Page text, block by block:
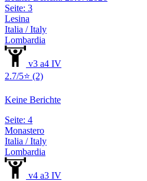
Seite: 3
Lesina
Italia / Italy
Lombardia
v3 a4 IV
2.7/5⭐ (2)
Keine Berichte
Seite: 4
Monastero
Italia / Italy
Lombardia
v4 a3 IV